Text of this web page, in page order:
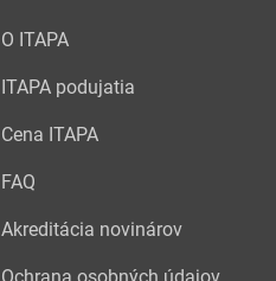
O ITAPA
ITAPA podujatia
Cena ITAPA
FAQ
Akreditácia novinárov